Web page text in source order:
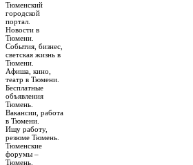
Тюменский
городской
портал.
Новости в
Тюмени.
События, бизнес,
светская жизнь в
Тюмени.
Афиша, кино,
театр в Тюмени.
Бесплатные
объявления
Тюмень.
Вакансии, работа
в Тюмени.
Ищу работу,
резюме Тюмень.
Тюменские
форумы –
Тюмень.